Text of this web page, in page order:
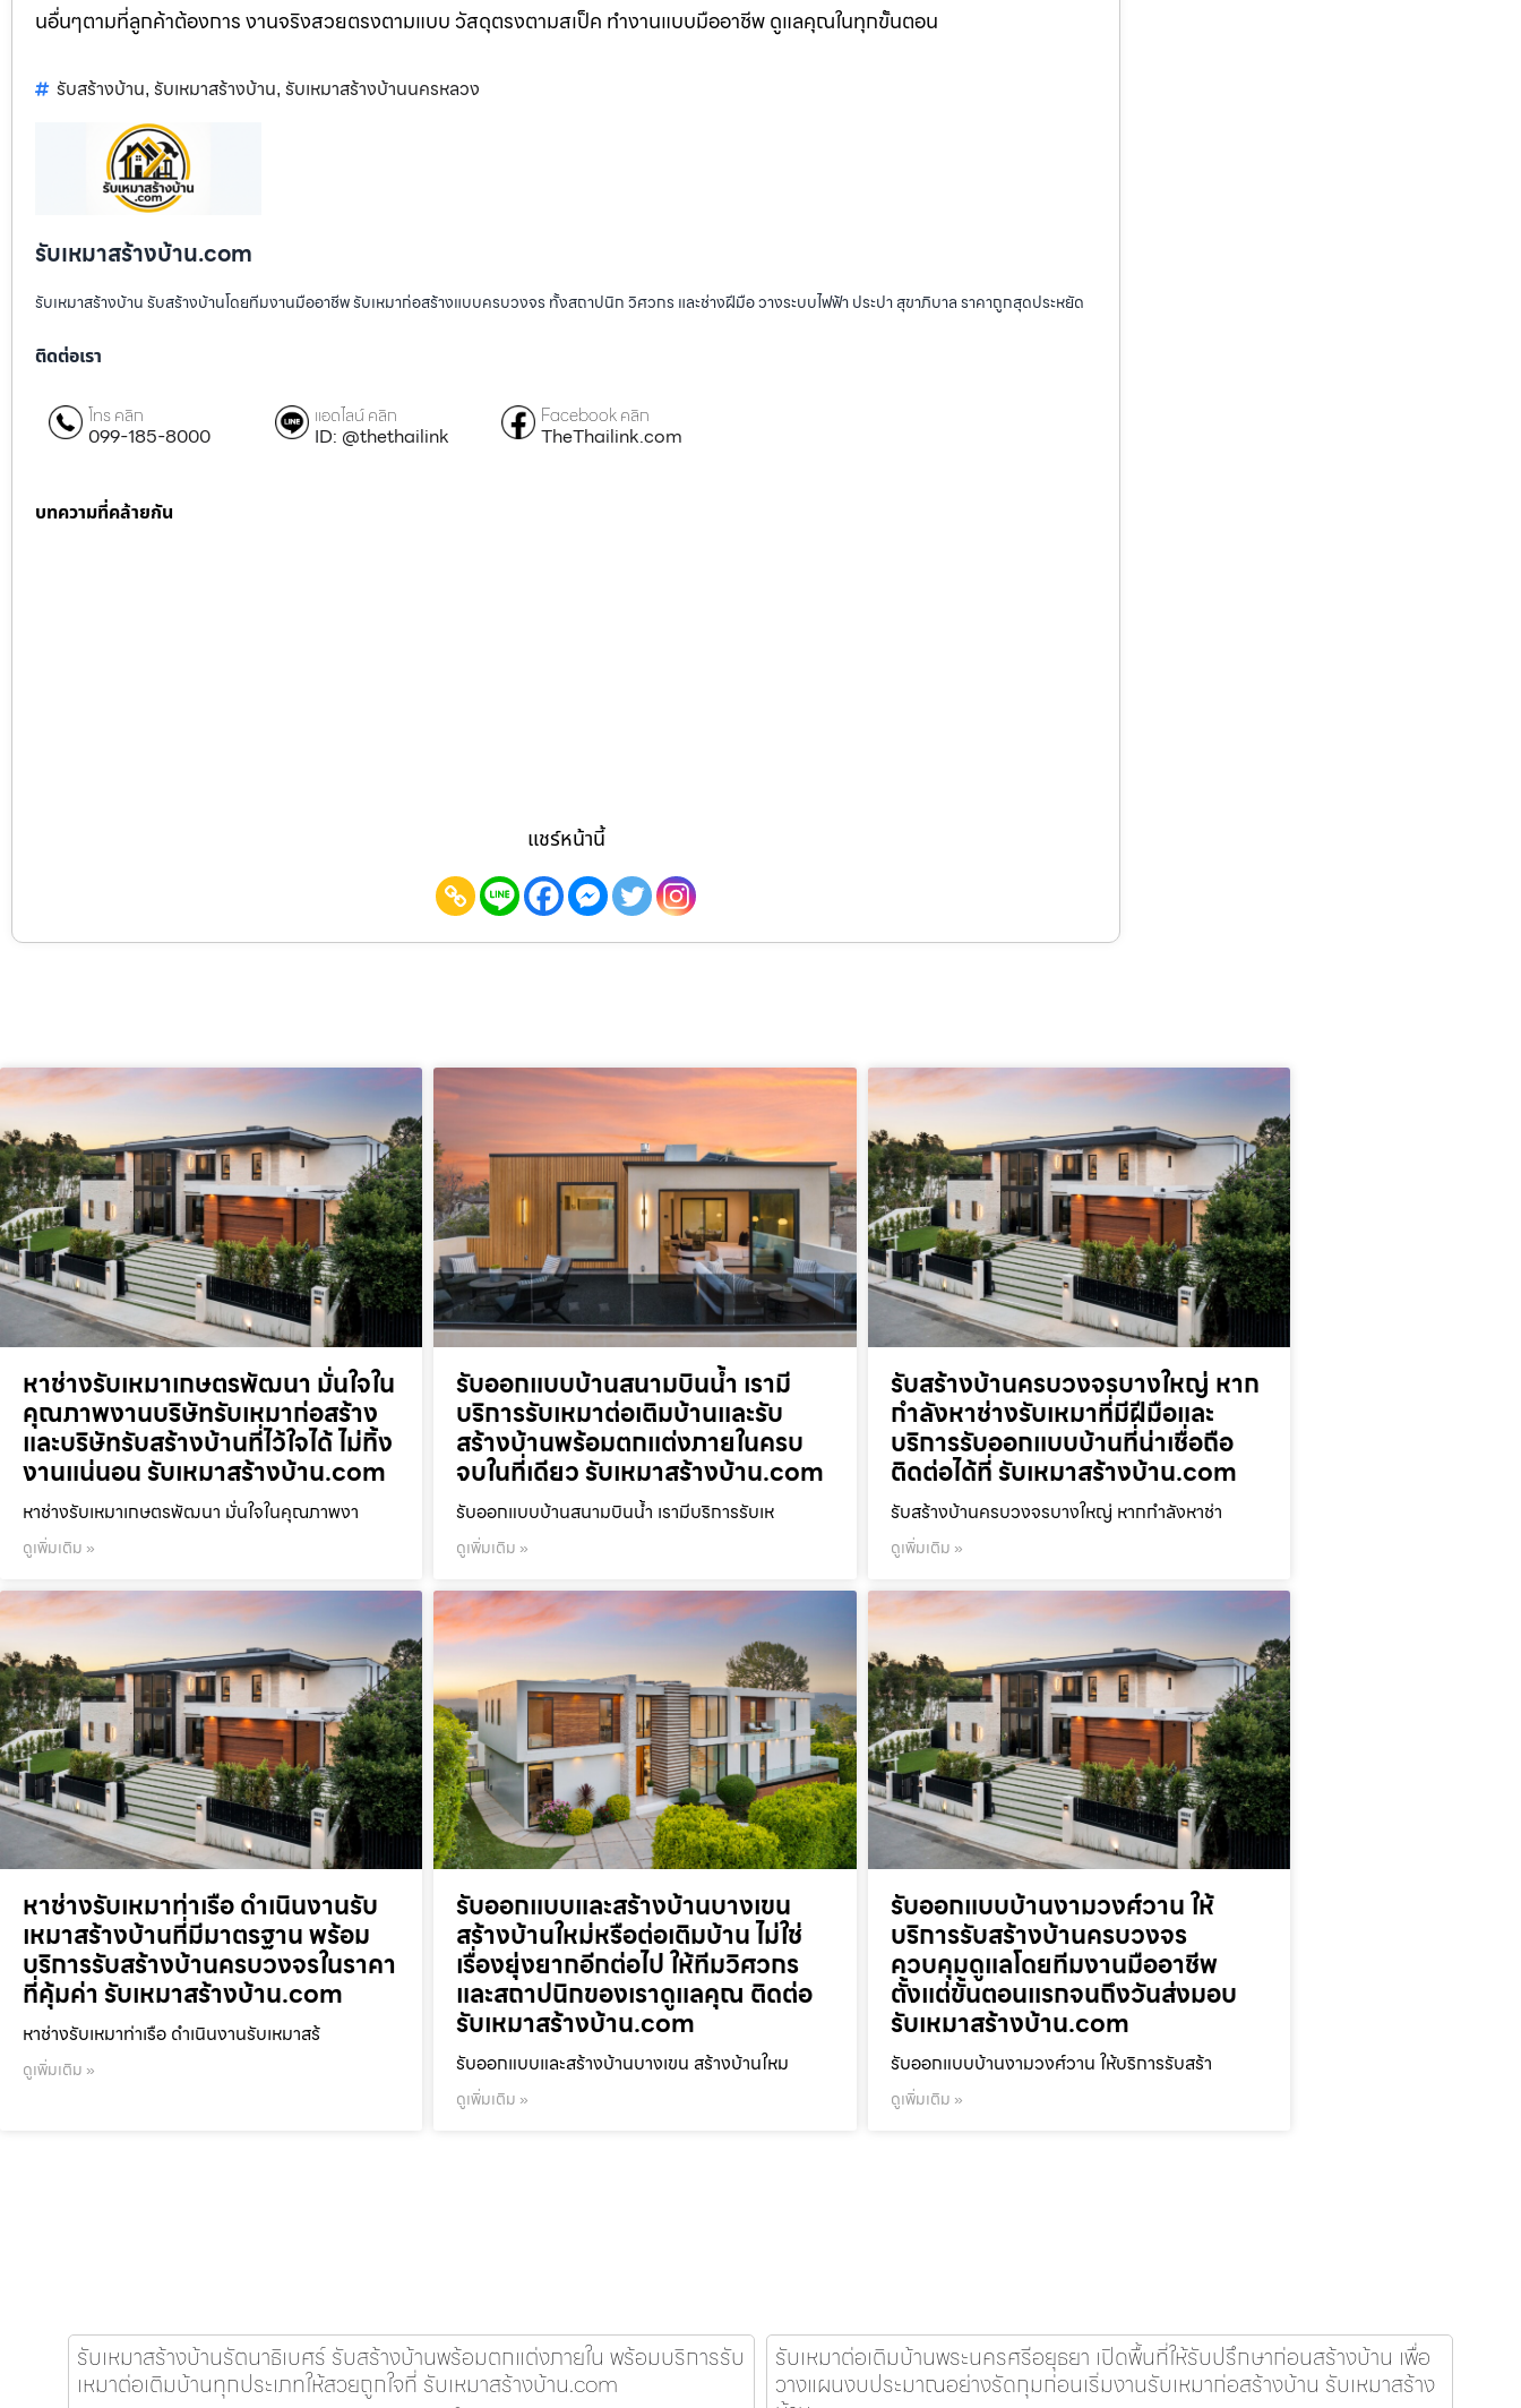
นอื่นๆตามที่ลูกค้าต้องการ งานจริงสวยตรงตามแบบ วัสดุตรงตามสเป็ค ทำงานแบบมืออาชีพ ดูแลคุณในทุกขั้นตอน
รับสร้างบ้าน, รับเหมาสร้างบ้าน, รับเหมาสร้างบ้านนครหลวง
รับเหมาสร้างบ้าน.com
รับเหมาสร้างบ้าน รับสร้างบ้านโดยทีมงานมืออาชีพ รับเหมาก่อสร้างแบบครบวงจร ทั้งสถาปนิก วิศวกร และช่างฝีมือ วางระบบไฟฟ้า ประปา สุขาภิบาล ราคาถูกสุดประหยัด
ติดต่อเรา
โทร คลิก
099-185-8000
แอดไลน์ คลิก
ID: @thethailink
Facebook คลิก
TheThailink.com
บทความที่คล้ายกัน
แชร์หน้านี้
หาช่างรับเหมาเกษตรพัฒนา มั่นใจใน
คุณภาพงานบริษัทรับเหมาก่อสร้าง
และบริษัทรับสร้างบ้านที่ไว้ใจได้ ไม่ทิ้ง
งานแน่นอน รับเหมาสร้างบ้าน.com
หาช่างรับเหมาเกษตรพัฒนา มั่นใจในคุณภาพงา
ดูเพิ่มเติม »
รับออกแบบบ้านสนามบินน้ำ เรามี
บริการรับเหมาต่อเติมบ้านและรับ
สร้างบ้านพร้อมตกแต่งภายในครบ
จบในที่เดียว รับเหมาสร้างบ้าน.com
รับออกแบบบ้านสนามบินน้ำ เรามีบริการรับเห
ดูเพิ่มเติม »
รับสร้างบ้านครบวงจรบางใหญ่ หาก
กำลังหาช่างรับเหมาที่มีฝีมือและ
บริการรับออกแบบบ้านที่น่าเชื่อถือ
ติดต่อได้ที่ รับเหมาสร้างบ้าน.com
รับสร้างบ้านครบวงจรบางใหญ่ หากกำลังหาช่า
ดูเพิ่มเติม »
หาช่างรับเหมาท่าเรือ ดำเนินงานรับ
เหมาสร้างบ้านที่มีมาตรฐาน พร้อม
บริการรับสร้างบ้านครบวงจรในราคา
ที่คุ้มค่า รับเหมาสร้างบ้าน.com
หาช่างรับเหมาท่าเรือ ดำเนินงานรับเหมาสร้
ดูเพิ่มเติม »
รับออกแบบและสร้างบ้านบางเขน
สร้างบ้านใหม่หรือต่อเติมบ้าน ไม่ใช่
เรื่องยุ่งยากอีกต่อไป ให้ทีมวิศวกร
และสถาปนิกของเราดูแลคุณ ติดต่อ
รับเหมาสร้างบ้าน.com
รับออกแบบและสร้างบ้านบางเขน สร้างบ้านใหม
ดูเพิ่มเติม »
รับออกแบบบ้านงามวงศ์วาน ให้
บริการรับสร้างบ้านครบวงจร
ควบคุมดูแลโดยทีมงานมืออาชีพ
ตั้งแต่ขั้นตอนแรกจนถึงวันส่งมอบ
รับเหมาสร้างบ้าน.com
รับออกแบบบ้านงามวงศ์วาน ให้บริการรับสร้า
ดูเพิ่มเติม »
รับเหมาสร้างบ้านรัตนาธิเบศร์ รับสร้างบ้านพร้อมตกแต่งภายใน พร้อมบริการรับ
เหมาต่อเติมบ้านทุกประเภทให้สวยถูกใจที่ รับเหมาสร้างบ้าน.com
รับเหมาต่อเติมบ้านพระนครศรีอยุธยา เปิดพื้นที่ให้รับปรึกษาก่อนสร้างบ้าน เพื่อ
วางแผนงบประมาณอย่างรัดกุมก่อนเริ่มงานรับเหมาก่อสร้างบ้าน รับเหมาสร้าง